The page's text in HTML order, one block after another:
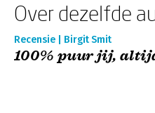
Over dezelfde
Recensie | Birgit Smit
100% puur jij,